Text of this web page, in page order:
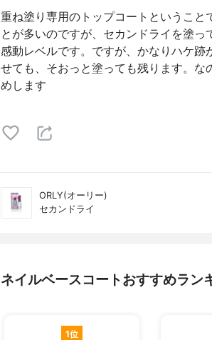
重ね塗り専用のトップコートということ
とが多いのですが、セカンドライを塗っ
感動レベルです。ですが、かなりハケ跡
せても、そおっと塗っても残ります。
めします
ORLY(オーリー)
セカンドライ
ネイルベースコートおすすめラン
1位